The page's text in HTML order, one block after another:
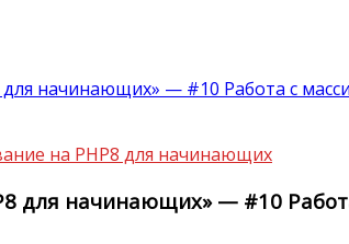
начинающих» — #10 Работа с
на PHP8 для начинающих
для начинающих» — #10